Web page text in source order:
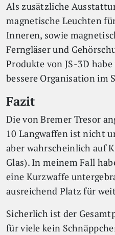
Als zusätzliche
magnetische Leuchten
Inneren, sowie
Ferngläser und
Produkte von JS-3D
bessere Organisation im
Fazit
Die von Bremer Tresor
10 Langwaffen ist nicht
aber wahrscheinlich auf
Glas). In meinem Fall
eine Kurzwaffe
ausreichend Platz für
Sicherlich ist der
für viele kein